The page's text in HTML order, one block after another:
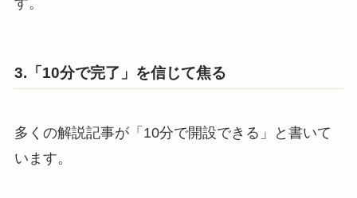
3.「10分で完了」を信じて焦る
多くの解説記事が「10分で開設できる」と書いて
います。